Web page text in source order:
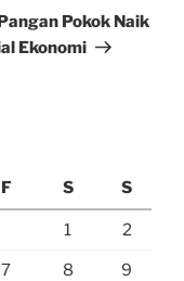
Pokok Naik
Ekonomi
F S S
1 2
7 8 9